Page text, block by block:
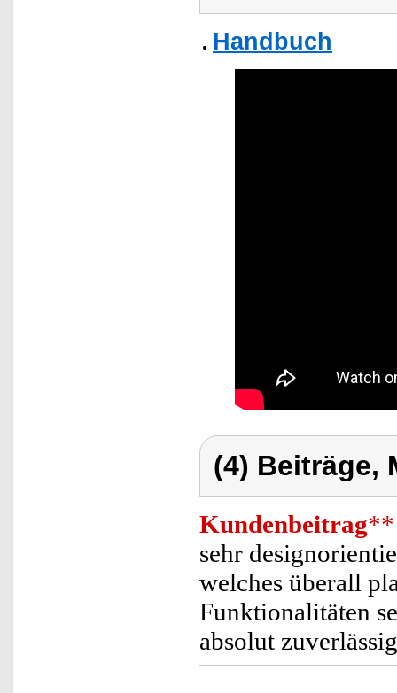
Handbuch
(4) Beiträge,
Kundenbeitrag**
sehr
welches überall
Funktionalitäten
absolut